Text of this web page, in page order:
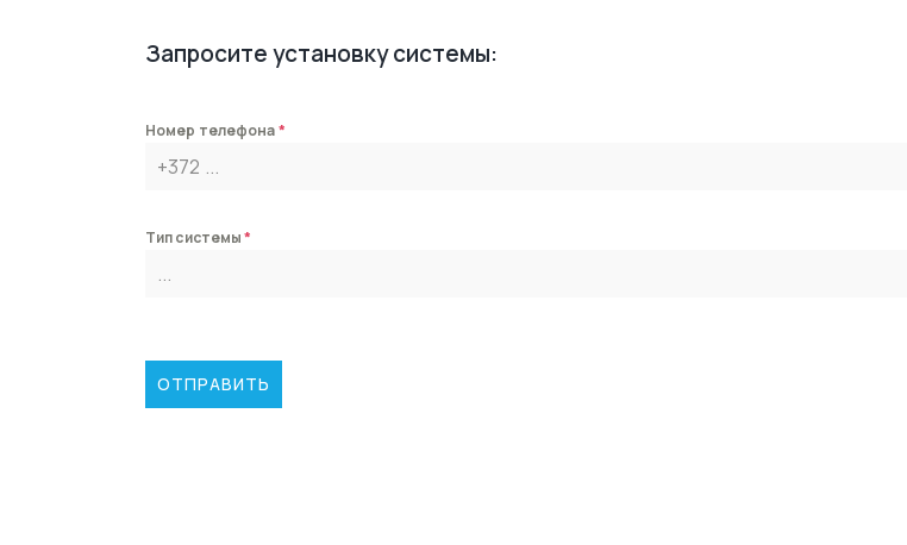
Запросите установку системы:
Номер телефона*
Тип системы*
ОТПРАВИТЬ